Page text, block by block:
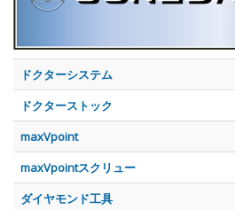
ドクターシステム
ドクターストック
maxVpoint
maxVpointスクリュー
ダイヤモンド工具